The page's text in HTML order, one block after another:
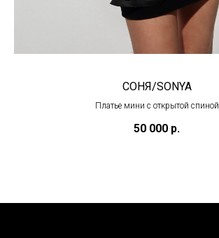
СОНЯ/SONYA
Платье мини с открытой спиной
50 000 р.